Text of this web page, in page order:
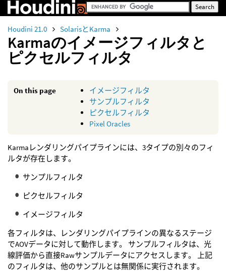
Houdini 21.0 SolarisとKarma
Karmaのイメージフィルタと
ピクセルフィルタ
On this page
イメージフィルタ
サンプルフィルタ
ピクセルフィルタ
Pixel Oracles
Karmaレンダリングパイプラインには、3タイプの別々のフィ
ルタが存在します。
サンプルフィルタ
ピクセルフィルタ
イメージフィルタ
各フィルタは、レンダリングパイプラインの異なるステージ
でAOVデータに対して動作します。 サンプルフィルタは、光
線評価から直接Rawサンプルデータにアクセスします。 上記
のフィルタは、他のサンプルとは無関係に実行されます。